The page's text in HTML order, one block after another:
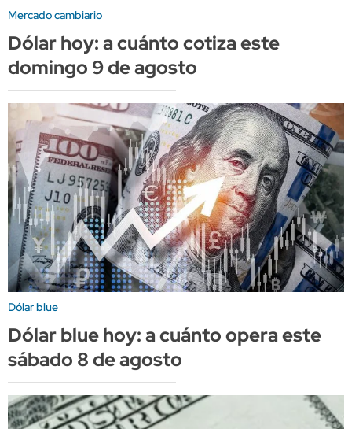
Mercado cambiario
Dólar hoy: a cuánto cotiza este
domingo 9 de agosto
Dólar blue
Dólar blue hoy: a cuánto opera este
sábado 8 de agosto